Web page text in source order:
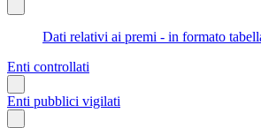
Dati relativi ai premi - in formato
Enti controllati
Enti pubblici vigilati